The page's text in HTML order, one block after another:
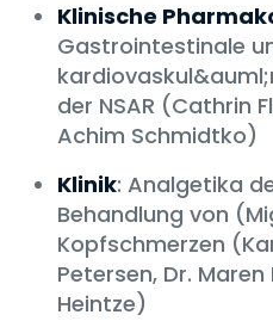
Klinische
Gastrointestinale
der NSAR (Cathrin
Achim Schmidtko)
Klinik: Analgetika
Behandlung von
Kopfschmerzen
Petersen, Dr.
Heintze)